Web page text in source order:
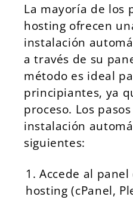
La mayoría de los
hosting ofrecen
instalación
a través de su
método es ideal
principiantes, ya
proceso. Los
instalación
siguientes:
Accede al
hosting (cPanel,